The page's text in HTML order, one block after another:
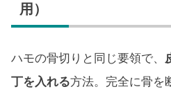
用）
ハモの骨切りと同じ要領で、
丁を入れる方法。完全に骨を